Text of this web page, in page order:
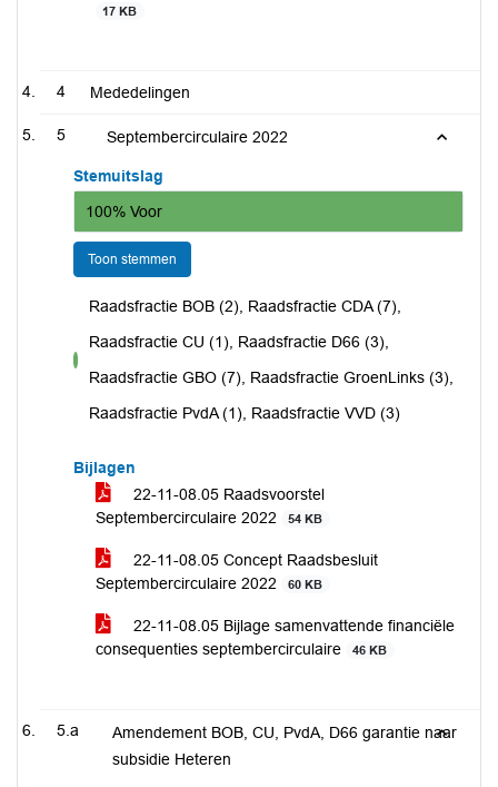
17 KB
4 Mededelingen
5 Septembercirculaire 2022
Stemuitslag
100% Voor
Toon stemmen
voor
Raadsfractie BOB (2), Raadsfractie CDA (7),
Raadsfractie CU (1), Raadsfractie D66 (3),
Raadsfractie GBO (7), Raadsfractie GroenLinks (3),
Raadsfractie PvdA (1), Raadsfractie VVD (3)
Bijlagen
22-11-08.05 Raadsvoorstel
Septembercirculaire 2022
54 KB
22-11-08.05 Concept Raadsbesluit
Septembercirculaire 2022
60 KB
22-11-08.05 Bijlage samenvattende financiële
consequenties septembercirculaire
46 KB
5.a
Amendement BOB, CU, PvdA, D66 garantie naar
subsidie Heteren